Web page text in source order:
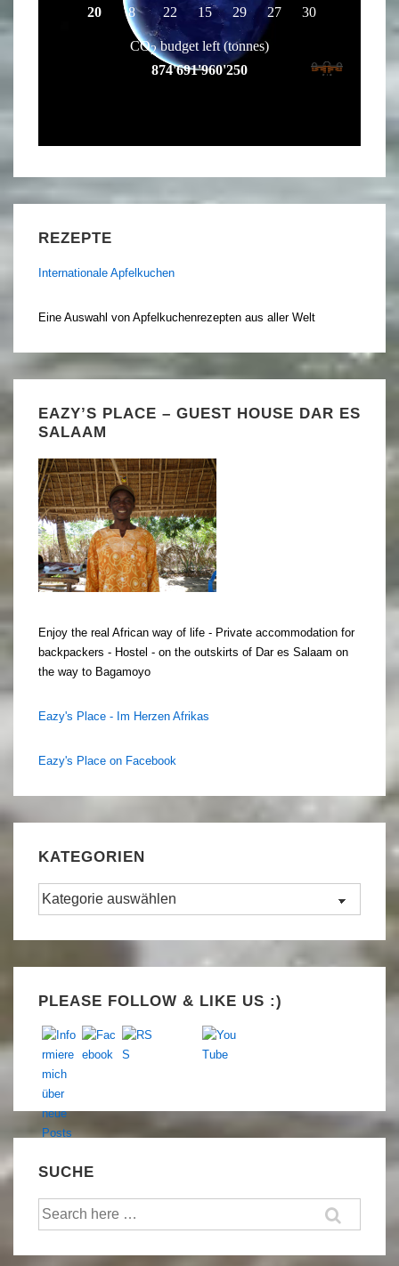
REZEPTE
Internationale Apfelkuchen
Eine Auswahl von Apfelkuchenrezepten aus aller Welt
EAZY’S PLACE – GUEST HOUSE DAR ES
SALAAM
Enjoy the real African way of life - Private accommodation for
backpackers - Hostel - on the outskirts of Dar es Salaam on
the way to Bagamoyo
Eazy's Place - Im Herzen Afrikas
Eazy's Place on Facebook
KATEGORIEN
Kategorien
PLEASE FOLLOW & LIKE US :)
SUCHE
Suche